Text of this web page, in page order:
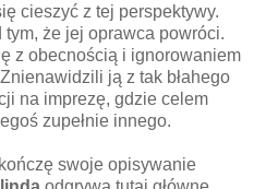
cieszyć z tej perspektywy.
że jej oprawca powróci.
z obecnością i ignorowaniem
ją z tak błahego
na imprezę, gdzie celem
zupełnie innego.
swoje opisywanie